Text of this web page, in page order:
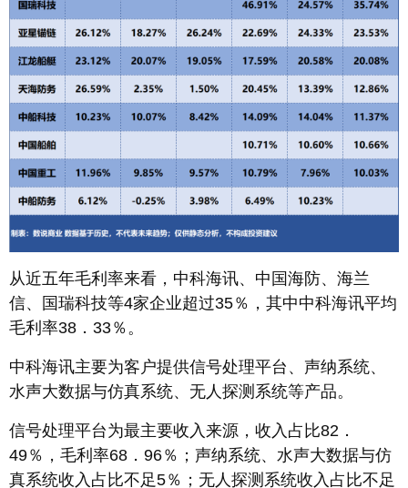
从近五年毛利率来看，中科海讯、中国海防、海兰
信、国瑞科技等4家企业超过35％，其中中科海讯平均
毛利率38．33％。
中科海讯主要为客户提供信号处理平台、声纳系统、
水声大数据与仿真系统、无人探测系统等产品。
信号处理平台为最主要收入来源，收入占比82．
49％，毛利率68．96％；声纳系统、水声大数据与仿
真系统收入占比不足5％；无人探测系统收入占比不足